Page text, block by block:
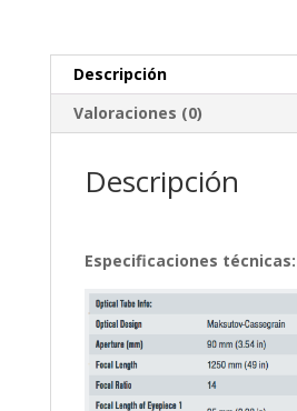
Descripción
Valoraciones (0)
Descripción
Especificaciones técnicas: